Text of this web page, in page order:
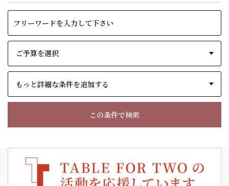
もっと詳細な条件を追加する
この条件で検索